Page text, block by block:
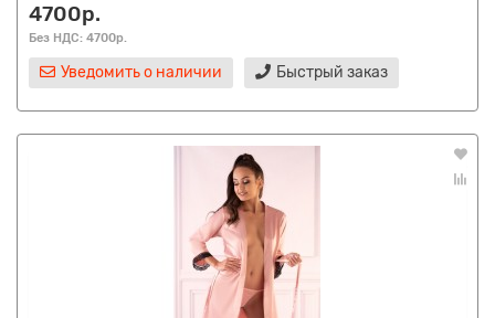
4700р.
Без НДС: 4700р.
Уведомить о наличии Быстрый заказ